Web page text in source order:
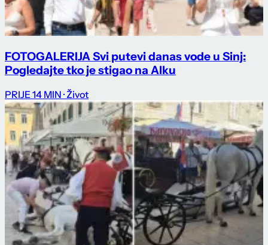
FOTOGALERIJA Svi putevi danas vode u Sinj:
Pogledajte tko je stigao na Alku
PRIJE 14 MIN · Život